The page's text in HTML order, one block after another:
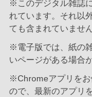
※このデジタル雑誌
れています。それ以
ても含まれていませ
※電子版では、紙の
いページがある場合
※Chromeアプリをお
ので、最新のアプリ